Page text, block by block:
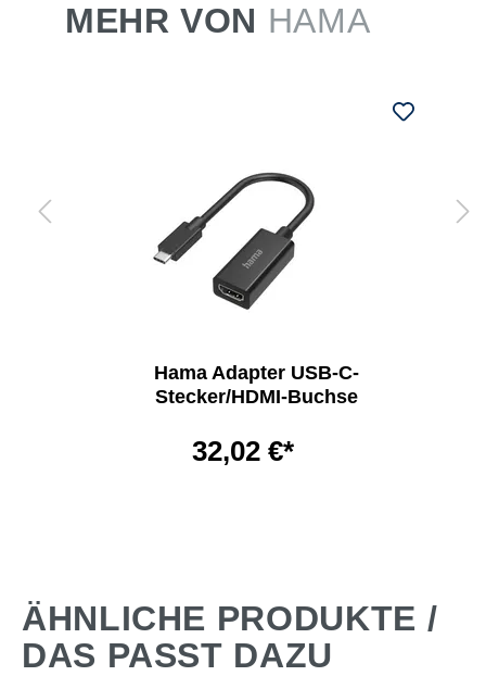
MEHR VON HAMA
Hama Adapter USB-C-
Stecker/HDMI-Buchse
32,02 €*
ÄHNLICHE PRODUKTE /
DAS PASST DAZU